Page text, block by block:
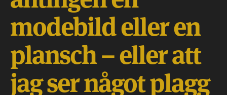
modebild eller en
plansch – eller att
jag ser något plagg